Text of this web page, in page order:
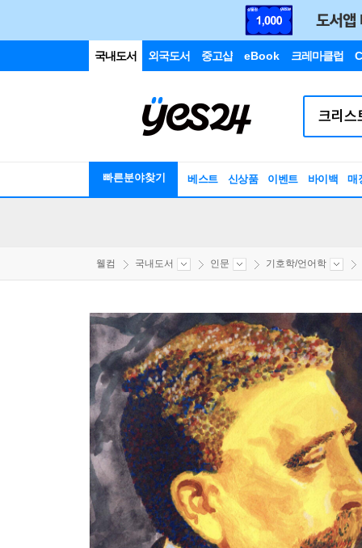
국내도서 외국도서 중고샵 eBook 크레마클럽
빠른분야찾기 베스트 신상품 이벤트 바이백 매
웰컴 국내도서 인문 기호학/언어학